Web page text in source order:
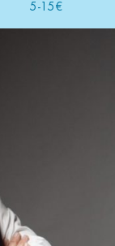
5-15€